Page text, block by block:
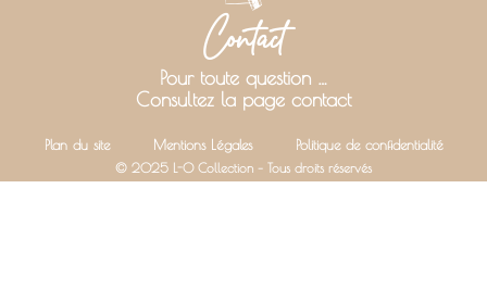
Contact
Pour toute question …
Consultez la page contact
Plan du site Mentions Légales Politique de confidentialité
© 2025 L-O Collection – Tous droits réservés